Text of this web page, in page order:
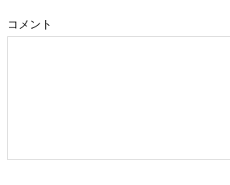
コメント